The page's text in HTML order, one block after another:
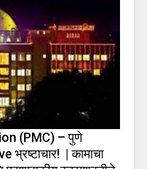
(PMC) – पुणे
भ्रष्टाचार! | कामाचा